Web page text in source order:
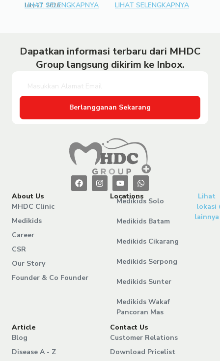
July 27, 2026
LIHAT SELENGKAPNYA LIHAT SELENGKAPNYA
Dapatkan informasi terbaru dari MHDC
Group langsung dikirim ke Inbox.
Berlangganan Sekarang
About Us
MHDC Clinic
Medikids
Career
CSR
Our Story
Founder & Co Founder
Locations
Medikids Solo
Medikids Batam
Medikids Cikarang
Medikids Serpong
Medikids Sunter
Medikids Wakaf
Pancoran Mas
Lihat
lokasi
lainnya
Article
Blog
Disease A - Z
Contact Us
Customer Relations
Download Pricelist